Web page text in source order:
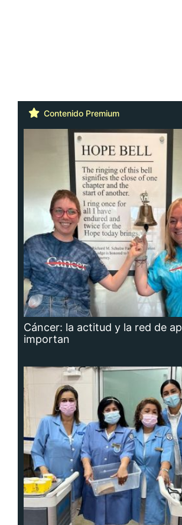
Contenido Premium
Cáncer: la actitud y la red de
importan